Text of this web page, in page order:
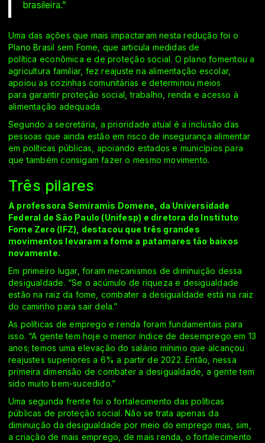
brasileira.”
Uma das ações que mais impactaram nesta redução foi o
Plano Brasil sem Fome, que articula medidas de
política econômica e de proteção social. O plano fomentou a
agricultura familiar, fez reajuste na alimentação escolar,
apoiou as cozinhas comunitárias e determinou meios
para garantir proteção social, trabalho, renda e acesso à
alimentação adequada.
Segundo a secretária, a prioridade atual é a inclusão das
pessoas que ainda estão em risco de insegurança alimentar
em políticas públicas, apoiando estados e municípios para
que também consigam fazer o mesmo movimento.
Três pilares
A professora Semíramis Domene, da Universidade
Federal de São Paulo (Unifesp) e diretora do Instituto
Fome Zero (IFZ), destacou que três grandes
movimentos levaram a fome a patamares tão baixos
novamente.
Em primeiro lugar, foram mecanismos de diminuição dessa
desigualdade. “Se o acúmulo de riqueza e desigualdade
estão na raiz da fome, combater a desigualdade está na raiz
do caminho para sair dela.”
As políticas de emprego e renda foram fundamentais para
isso. “A gente tem hoje o menor índice de desemprego em 13
anos; temos uma elevação do salário mínimo que alcançou
reajustes superiores a 6% a partir de 2022. Então, nessa
primeira dimensão de combater a desigualdade, a gente tem
sido muito bem-sucedido.”
Uma segunda frente foi o fortalecimento das políticas
públicas de proteção social. Não se trata apenas da
diminuição da desigualdade por meio do emprego mas, sim,
a criação de mais emprego, de mais renda, o fortalecimento